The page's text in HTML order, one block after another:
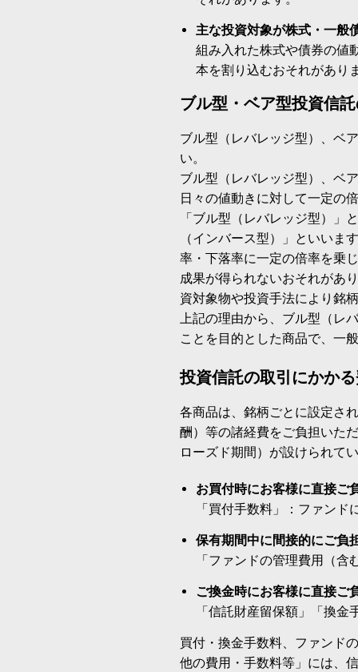
主な投資対象が株式・一般
組み入れた株式や債券の値
本を割り込むおそれがあり
ブル型・ベア型投資信
ブル型（レバレッジ型）、ベ
い。
ブル型（レバレッジ型）、ベ
日々の値動きに対して一定の
「ブル型（レバレッジ型）」
（インバース型）」といいま
率・下落率に一定の倍率を乗
成果が得られないおそれがあ
資対象物や投資手法により銘
上記の理由から、ブル型（レ
ことを目的とした商品で、一
投資信託の取引にかか
各商品は、銘柄ごとに設定さ
酬）等の諸経費をご負担いた
ローズド期間）が設けられて
お買付時にお客様に直接ご
「買付手数料」：ファンド
保有期間中に間接的にご負
「ファンドの管理費用（
ご換金時にお客様に直接ご
「信託財産留保額」「換
買付・換金手数料、ファンド
他の費用・手数料等」には、